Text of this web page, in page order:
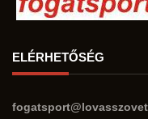
ELÉRHETŐSÉG